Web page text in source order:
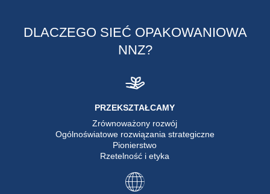
DLACZEGO SIEĆ OPAKOWANIOWA
NNZ?
PRZEKSZTAŁCAMY
Zrównoważony rozwój
Ogólnoświatowe rozwiązania strategiczne
Pionierstwo
Rzetelność i etyka